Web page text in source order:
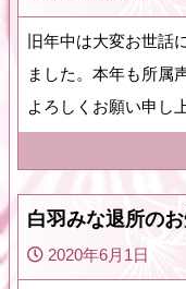
旧年中は大変お世話
ました。本年も所属
よろしくお願い申し
白羽みな退所の
2020年6月1日